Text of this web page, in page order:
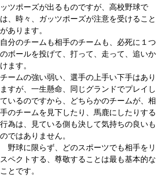
ッツポーズが出るものですが、高校野球で
は、時々、ガッツポーズが注意を受けること
があります。
自分のチームも相手のチームも、必死に１つ
のボールを投げて、打って、走って、追いか
けます。
チームの強い弱い、選手の上手い下手はあり
ますが、一生懸命、同じグランドでプレイし
ているのですから、どちらかのチームが、相
手のチームを見下したり、馬鹿にしたりする
行為は、見ている側も決して気持ちの良いも
のではありません。
野球に限らず、どのスポーツでも相手をリ
スペクトする、尊敬することは最も基本的な
ことです。